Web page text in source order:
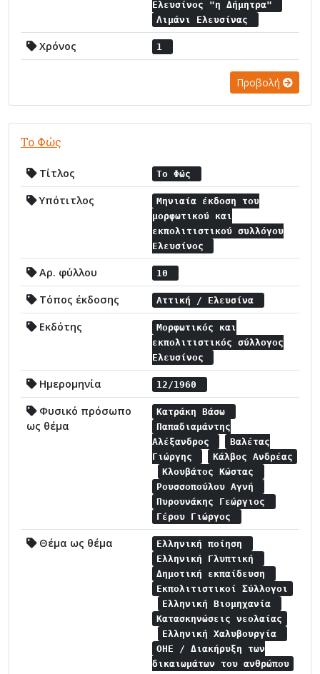
Ελευσίνος "η Δήμητρα"
Λιμάνι Ελευσίνας
Χρόνος 1
Προβολή
Το Φώς
Τίτλος Το Φώς
Υπότιτλος
Μηνιαία έκδοση του
μορφωτικού και
εκπολιτιστικού συλλόγου
Ελευσίνος
Αρ. φύλλου 10
Τόπος έκδοσης Αττική / Ελευσίνα
Εκδότης
Μορφωτικός και
εκπολιτιστικός σύλλογος
Ελευσίνος
Ημερομηνία 12/1960
Φυσικό πρόσωπο
ως θέμα
Κατράκη Βάσω
Παπαδιαμάντης
Αλέξανδρος
Βαλέτας
Γιώργης
Κάλβος Ανδρέας
Κλουβάτος Κώστας
Ρουσσοπούλου Αγνή
Πυρουνάκης Γεώργιος
Γέρου Γιώργος
Θέμα ως θέμα
Ελληνική ποίηση
Ελληνική Γλυπτική
Δημοτική εκπαίδευση
Εκπολιτιστικοί Σύλλογοι
Ελληνική Βιομηχανία
Κατασκηνώσεις νεολαίας
Ελληνική Χαλυβουργία
ΟΗΕ / Διακήρυξη των
δικαιωμάτων του ανθρώπου